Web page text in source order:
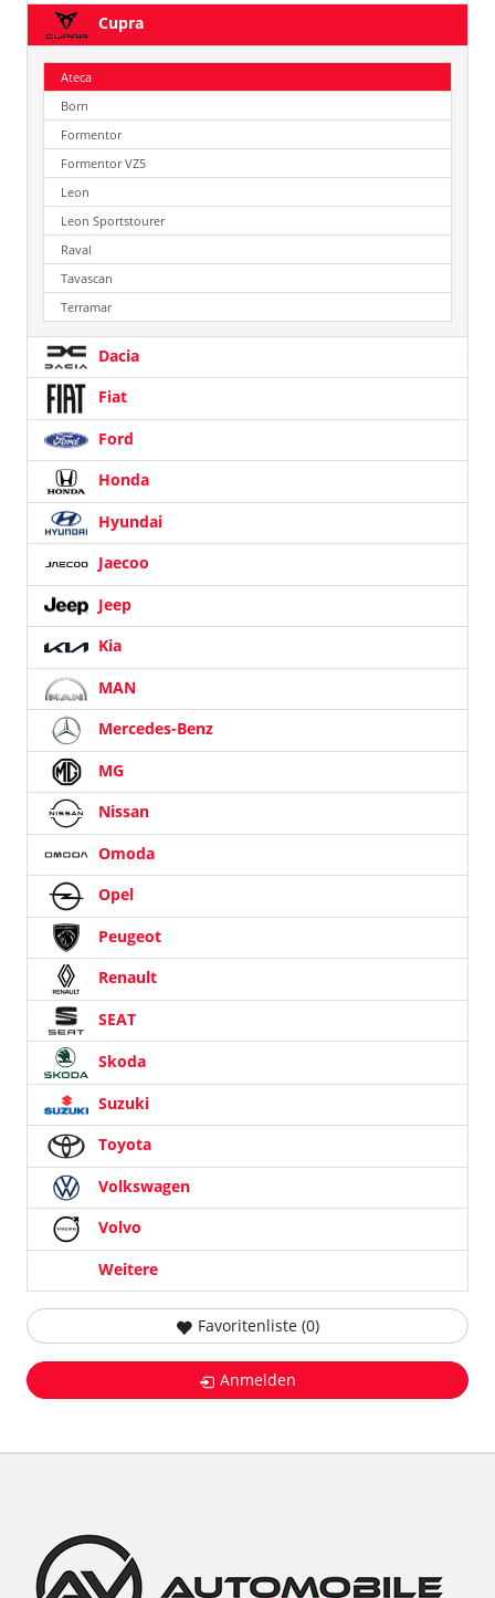
Cupra
Ateca
Born
Formentor
Formentor VZ5
Leon
Leon Sportstourer
Raval
Tavascan
Terramar
Dacia
Fiat
Ford
Honda
Hyundai
Jaecoo
Jeep
Kia
MAN
Mercedes-Benz
MG
Nissan
Omoda
Opel
Peugeot
Renault
SEAT
Skoda
Suzuki
Toyota
Volkswagen
Volvo
Weitere
Favoritenliste (0)
Anmelden